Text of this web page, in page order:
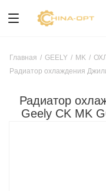
Главная / GEELY / MK /
Радиатор охлаждения
Радиатор
Geely CK MK